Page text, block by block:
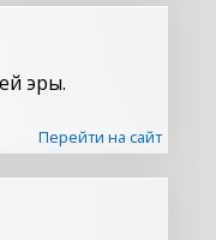
эры.
Перейти на сайт